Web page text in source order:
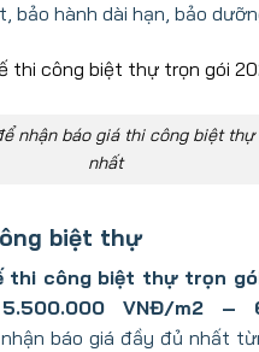
bảo hành dài hạn, bảo
nhận báo giá thi công biệt
nhất
biệt thự
thi công biệt thự trọn
5.500.000 VNĐ/m2 –
báo giá đầy đủ nhất